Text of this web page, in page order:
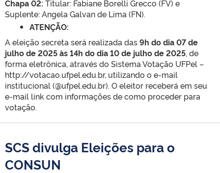
Chapa 02: Titular: Fabiane Borelli Grecco (FV) e
Suplente: Angela Galvan de Lima (FN).
ATENÇÃO:
A eleição secreta será realizada das9h do dia 07 de
julho de 2025 às 14h do dia 10 de julho de 2025, de
forma eletrônica, através do Sistema Votação UFPel –
http://votacao.ufpel.edu.br, utilizando o e-mail
institucional (@ufpel.edu.br). O eleitor receberá em seu
e-mail link com informações de como proceder para
votação.
SCS divulga Eleições para o
CONSUN